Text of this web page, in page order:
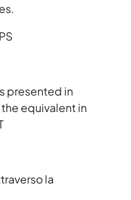
presented in
equivalent in
la